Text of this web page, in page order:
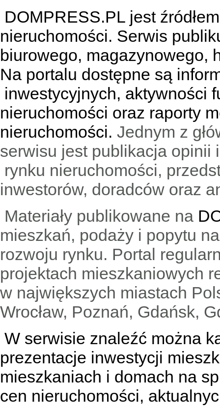
DOMPRESS.PL jest
nieruchomości. Serwis
biurowego, magazynowego,
Na portalu dostępne są
inwestycyjnych, aktywności
nieruchomości oraz raporty
nieruchomości. Jednym z
serwisu jest publikacja
rynku nieruchomości,
inwestorów, doradców oraz
Materiały publikowane na
mieszkań, podaży i popytu
rozwoju rynku. Portal
projektach mieszkaniowych
w największych miastach
Wrocław, Poznań, Gdańsk,
W serwisie znaleźć można
prezentacje inwestycji
mieszkaniach i domach na
cen nieruchomości,